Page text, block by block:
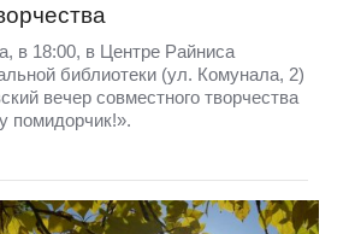
в 18:00, в Центре Райниса
библиотеки (ул. Комунала, 2)
вечер совместного творчества
помидорчик!».